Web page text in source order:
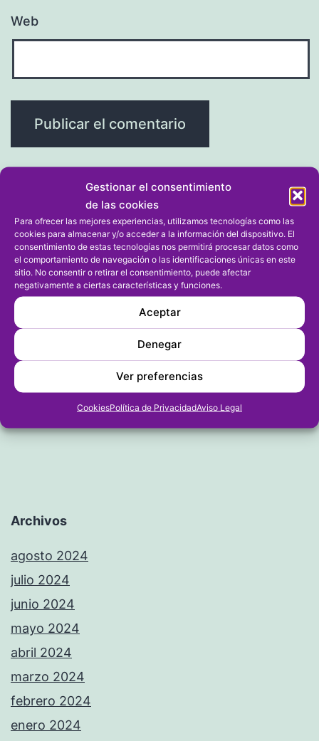
Gestionar el consentimiento
de las cookies
Para ofrecer las mejores experiencias, utilizamos tecnologías como las
cookies para almacenar y/o acceder a la información del dispositivo. El
consentimiento de estas tecnologías nos permitirá procesar datos como
el comportamiento de navegación o las identificaciones únicas en este
sitio. No consentir o retirar el consentimiento, puede afectar
negativamente a ciertas características y funciones.
Aceptar
Denegar
Ver preferencias
CookiesPolítica de PrivacidadAviso Legal
Web
Navegación
de
entradas
Entrada anterior
Dénia-Xorret de Catí será una de las
etapas más duras de La Vuelta con
cinco puertos de montaña
Entrada siguiente
El Calpe cae en los penaltis y se
despide de La Nostra Copa
Archivos
agosto 2024
julio 2024
junio 2024
mayo 2024
abril 2024
marzo 2024
febrero 2024
enero 2024